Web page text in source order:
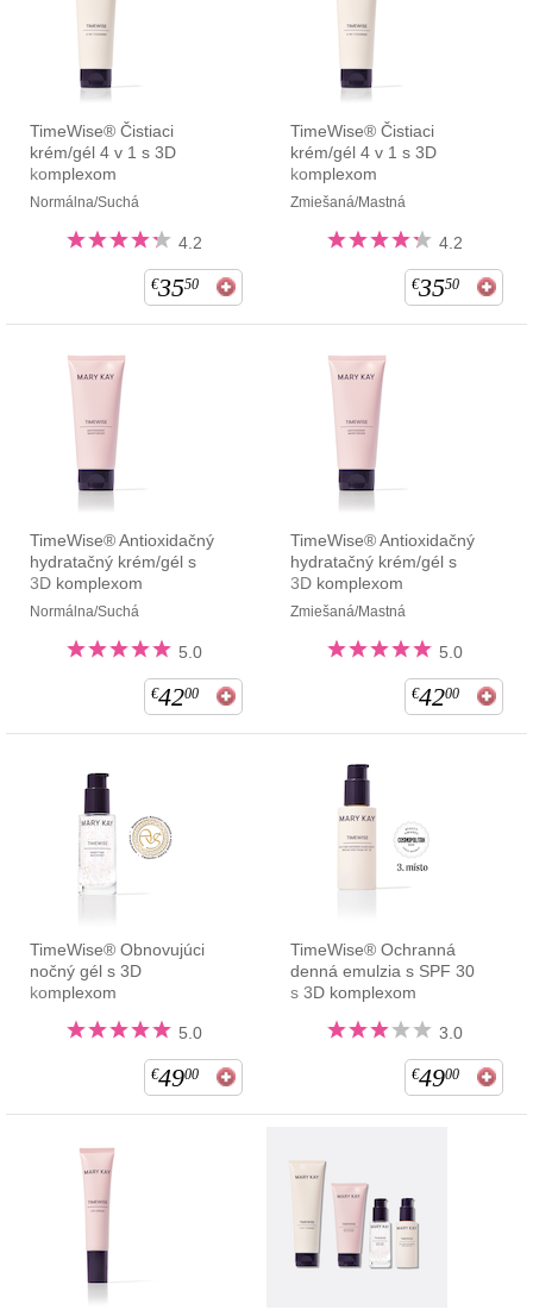
TimeWise® Čistiaci
krém/gél 4 v 1 s 3D
komplexom
Normálna/Suchá
4.2
€3550
TimeWise® Čistiaci
krém/gél 4 v 1 s 3D
komplexom
Zmiešaná/Mastná
4.2
€3550
TimeWise® Antioxidačný
hydratačný krém/gél s
3D komplexom
Normálna/Suchá
5.0
€4200
TimeWise® Antioxidačný
hydratačný krém/gél s
3D komplexom
Zmiešaná/Mastná
5.0
€4200
TimeWise® Obnovujúci
nočný gél s 3D
komplexom
5.0
€4900
TimeWise® Ochranná
denná emulzia s SPF 30
s 3D komplexom
3.0
€4900